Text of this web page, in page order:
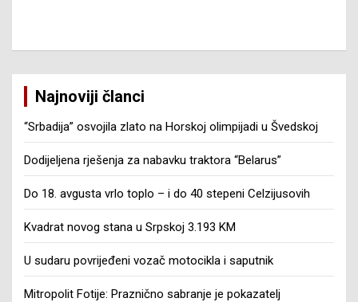
Najnoviji članci
“Srbadija” osvojila zlato na Horskoj olimpijadi u Švedskoj
Dodijeljena rješenja za nabavku traktora “Belarus”
Do 18. avgusta vrlo toplo – i do 40 stepeni Celzijusovih
Kvadrat novog stana u Srpskoj 3.193 KM
U sudaru povrijeđeni vozač motocikla i saputnik
Mitropolit Fotije: Praznično sabranje je pokazatelj